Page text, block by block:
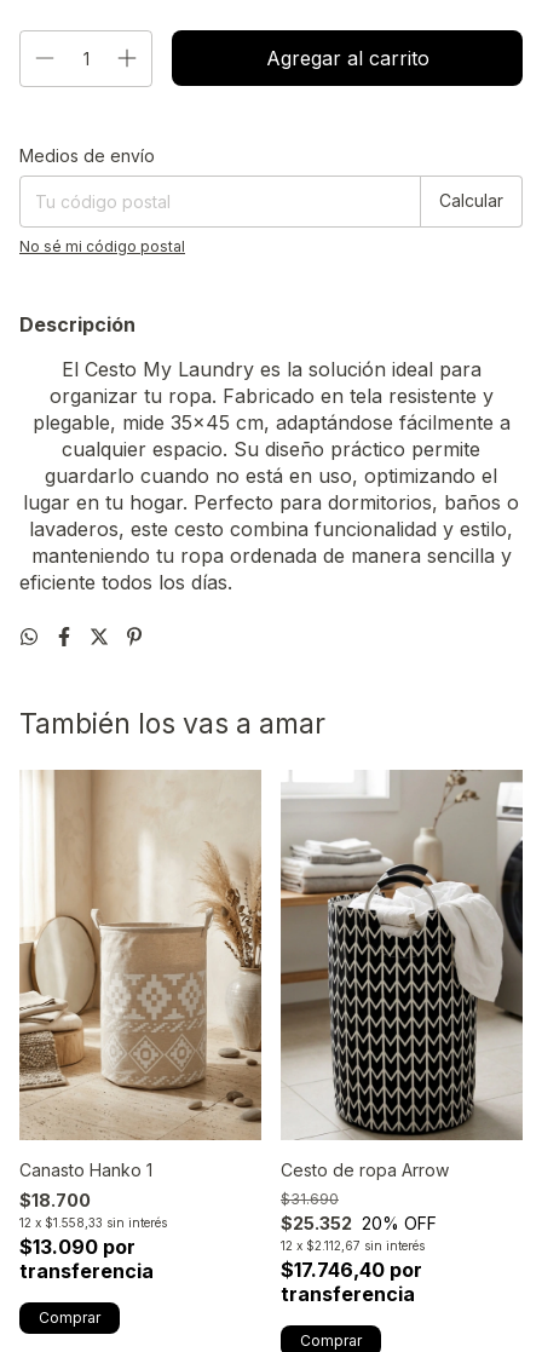
Entregas para el CP:
Medios de envío
Calcular
No sé mi código postal
Descripción
El Cesto My Laundry es la solución ideal para
organizar tu ropa. Fabricado en tela resistente y
plegable, mide 35x45 cm, adaptándose fácilmente a
cualquier espacio. Su diseño práctico permite
guardarlo cuando no está en uso, optimizando el
lugar en tu hogar. Perfecto para dormitorios, baños o
lavaderos, este cesto combina funcionalidad y estilo,
manteniendo tu ropa ordenada de manera sencilla y
eficiente todos los días.
También los vas a amar
Canasto Hanko 1
$18.700
12 x $1.558,33 sin interés
$13.090 por
transferencia
Cesto de ropa Arrow
$25.352
$31.690
20% OFF
12 x $2.112,67 sin interés
$17.746,40 por
transferencia